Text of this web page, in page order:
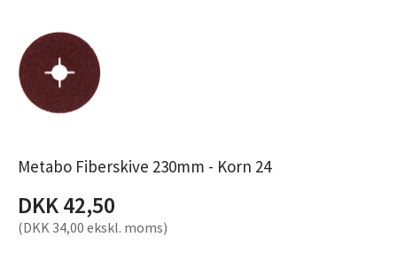
Metabo Fiberskive 230mm - Korn 24
DKK 42,50
(DKK 34,00 ekskl. moms)